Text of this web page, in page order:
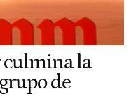
la
de